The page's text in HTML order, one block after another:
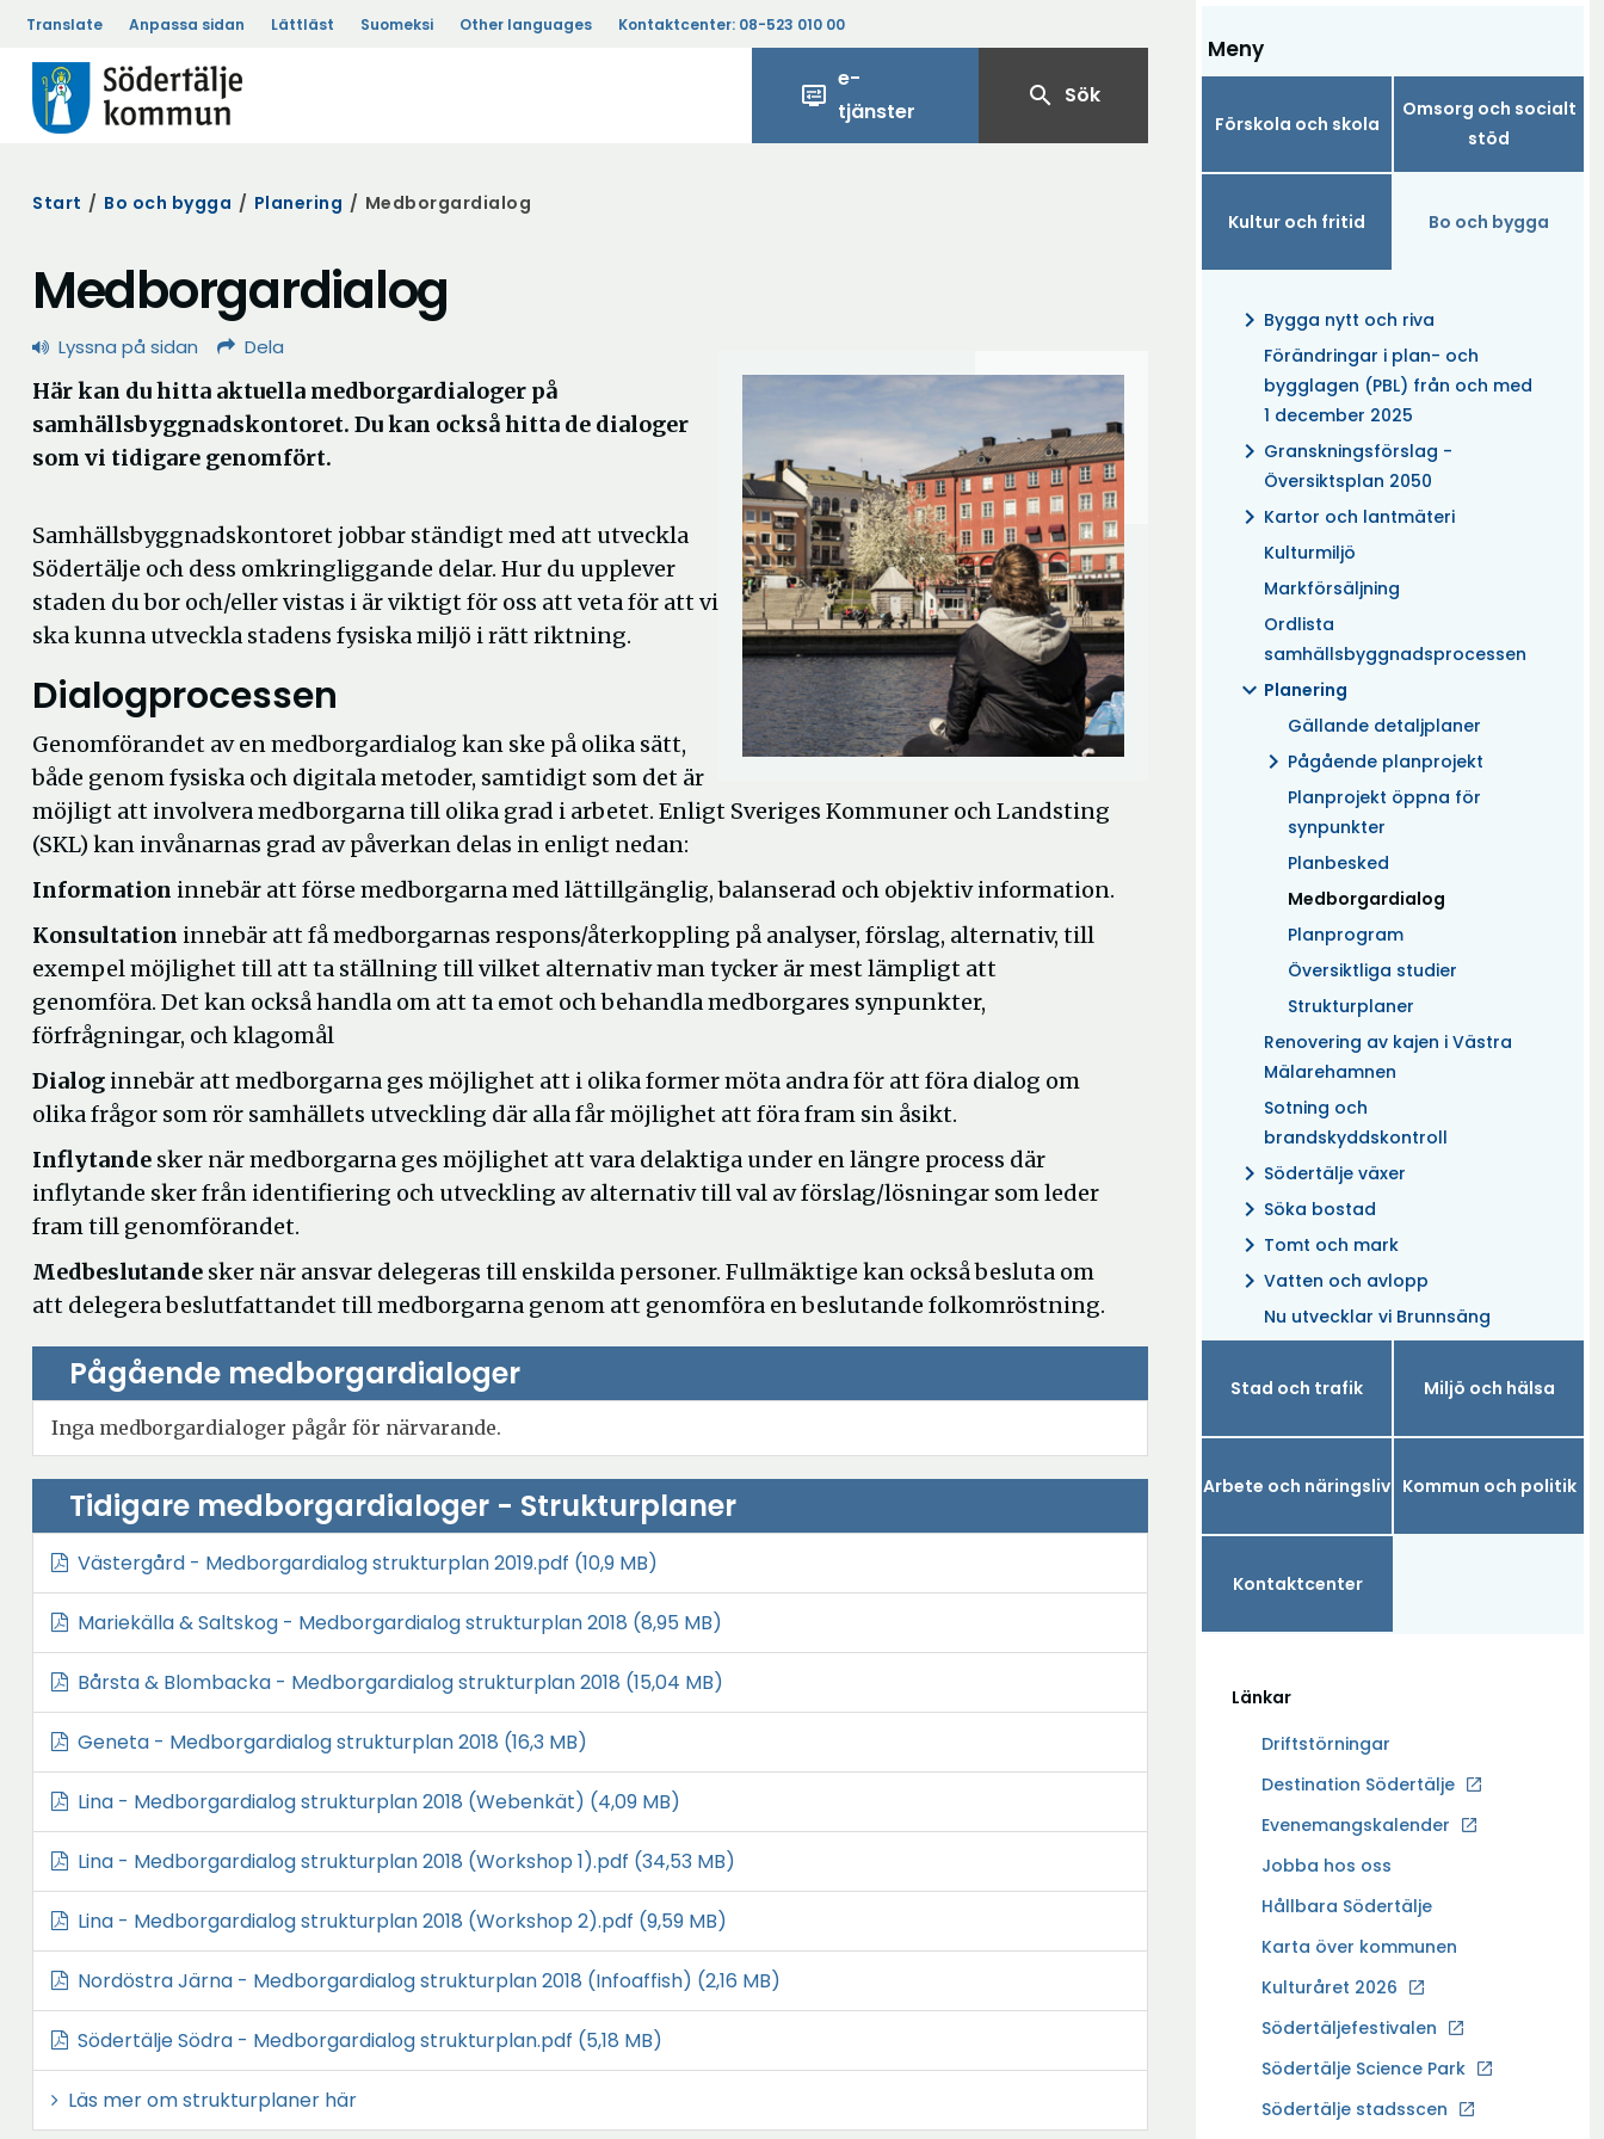
Translate Anpassa sidan Lättläst Suomeksi Other languages Kontaktcenter: 08-523 010 00
display_settings
e-
tjänster
search Sök
Meny
Förskola och skola
Omsorg och socialt
stöd
Kultur och fritid Bo och bygga
chevron_right Bygga nytt och riva
Förändringar i plan- och
bygglagen (PBL) från och med
1 december 2025
chevron_right Granskningsförslag -
Översiktsplan 2050
chevron_right Kartor och lantmäteri
Kulturmiljö
Markförsäljning
Ordlista
samhällsbyggnadsprocessen
expand_more Planering
Gällande detaljplaner
chevron_right Pågående planprojekt
Planprojekt öppna för
synpunkter
Planbesked
Medborgardialog
(Aktuell)
Planprogram
Översiktliga studier
Strukturplaner
Renovering av kajen i Västra
Mälarehamnen
Sotning och
brandskyddskontroll
chevron_right Södertälje växer
chevron_right Söka bostad
chevron_right Tomt och mark
chevron_right Vatten och avlopp
Nu utvecklar vi Brunnsäng
Stad och trafik Miljö och hälsa
Arbete och näringsliv Kommun och politik
Kontaktcenter
Länkar
Driftstörningar
Destination Södertälje
Ö
p
n
a
y
t
f
ö
Evenemangskalender
Jobba hos oss
Ö
p
n
a
y
t
Hållbara Södertälje
Karta över kommunen
Kulturåret 2026
Södertäljefestivalen
Södertälje Science Park
Ö
p
Södertälje stadsscen
Start / Bo och bygga / Planering / Medborgardialog
Medborgardialog
Lyssna på sidan Dela
Här kan du hitta aktuella medborgardialoger på
samhällsbyggnadskontoret. Du kan också hitta de dialoger
som vi tidigare genomfört.
Samhällsbyggnadskontoret jobbar ständigt med att utveckla
Södertälje och dess omkringliggande delar. Hur du upplever
staden du bor och/eller vistas i är viktigt för oss att veta för att vi
ska kunna utveckla stadens fysiska miljö i rätt riktning.
Dialogprocessen
Genomförandet av en medborgardialog kan ske på olika sätt,
både genom fysiska och digitala metoder, samtidigt som det är
möjligt att involvera medborgarna till olika grad i arbetet. Enligt Sveriges Kommuner och Landsting
(SKL) kan invånarnas grad av påverkan delas in enligt nedan:
Information innebär att förse medborgarna med lättillgänglig, balanserad och objektiv information.
Konsultation innebär att få medborgarnas respons/återkoppling på analyser, förslag, alternativ, till
exempel möjlighet till att ta ställning till vilket alternativ man tycker är mest lämpligt att
genomföra. Det kan också handla om att ta emot och behandla medborgares synpunkter,
förfrågningar, och klagomål
Dialog innebär att medborgarna ges möjlighet att i olika former möta andra för att föra dialog om
olika frågor som rör samhällets utveckling där alla får möjlighet att föra fram sin åsikt.
Inflytande sker när medborgarna ges möjlighet att vara delaktiga under en längre process där
inflytande sker från identifiering och utveckling av alternativ till val av förslag/lösningar som leder
fram till genomförandet.
Medbeslutande sker när ansvar delegeras till enskilda personer. Fullmäktige kan också besluta om
att delegera beslutfattandet till medborgarna genom att genomföra en beslutande folkomröstning.
Pågående medborgardialoger
Inga medborgardialoger pågår för närvarande.
Tidigare medborgardialoger - Strukturplaner
Västergård - Medborgardialog strukturplan 2019.pdf (10,9 MB)
Mariekälla & Saltskog - Medborgardialog strukturplan 2018 Ö
p
p
n
i
y
t
t
f
ö
s
(8,95 MB)
Bårsta & Blombacka - Medborgardialog strukturplan 2018 Ö
p
n
a
i
y
t
t
f
ö
(15,04 MB)
Geneta - Medborgardialog strukturplan 2018 Ö
p
p
n
a
y
t
t
f
(16,3 MB)
Lina - Medborgardialog strukturplan 2018 (Webenkät) Ö
p
p
n
a
n
y
t
(4,09 MB)
Lina - Medborgardialog strukturplan 2018 (Workshop 1).pdf (34,53 MB)
Lina - Medborgardialog strukturplan 2018 (Workshop 2).pdf (9,59 MB)
Nordöstra Järna - Medborgardialog strukturplan 2018 (Infoaffish) Ö
p
n
(2,16 MB)
Södertälje Södra - Medborgardialog strukturplan.pdf (5,18 MB)
Läs mer om strukturplaner här